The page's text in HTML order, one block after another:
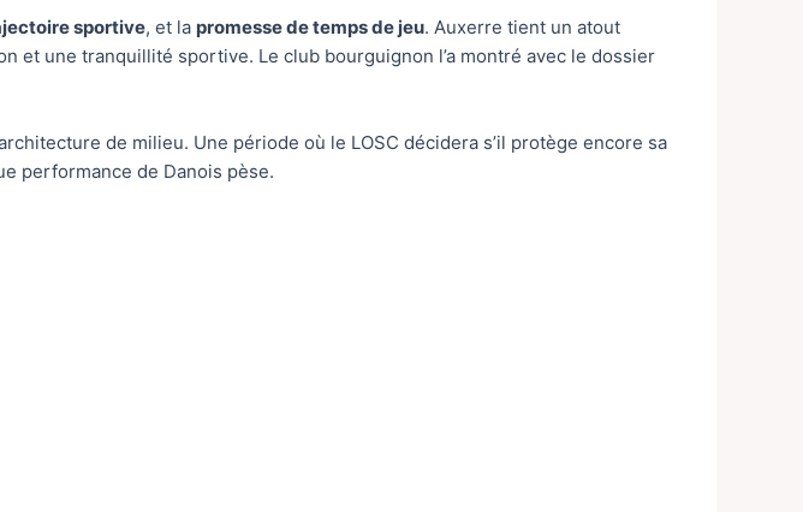
sportive, et la promesse de temps de jeu. Auxerre tient un atout
et une tranquillité sportive. Le club bourguignon l’a montré avec le dossier
de milieu. Une période où le LOSC décidera s’il protège encore sa
performance de Danois pèse.